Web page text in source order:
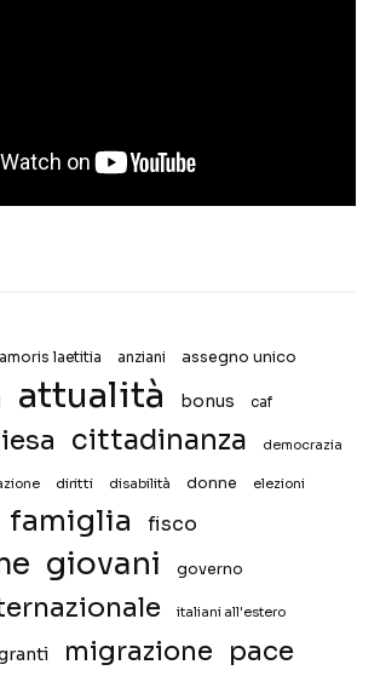
amoris laetitia anziani assegno unico
attualità bonus caf
cittadinanza democrazia
diritti disabilità donne elezioni
famiglia fisco
giovani governo
italiani all'estero
migrazione pace